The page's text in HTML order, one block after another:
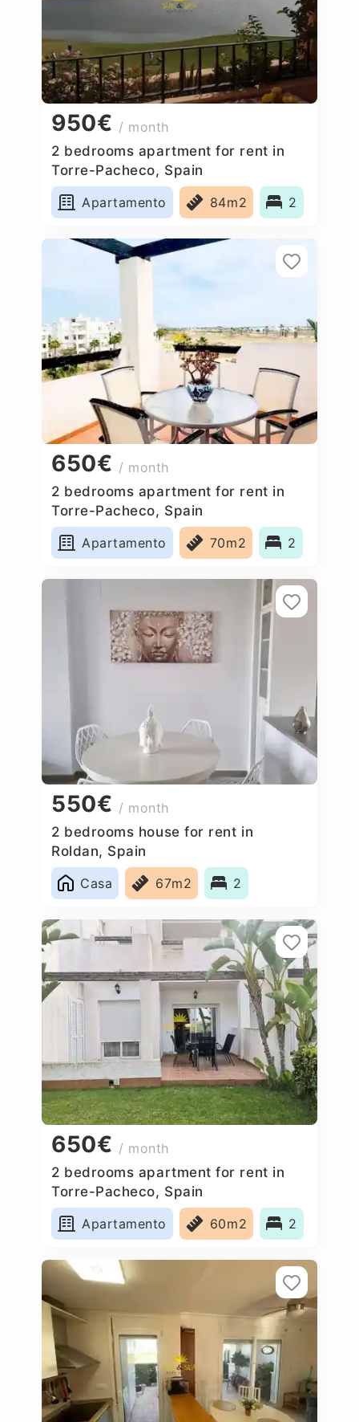
950€ / month
2 bedrooms apartment for rent in
Torre-Pacheco, Spain
Apartamento
84m2 2
650€ / month
2 bedrooms apartment for rent in
Torre-Pacheco, Spain
Apartamento
70m2 2
550€ / month
2 bedrooms house for rent in
Roldan, Spain
Casa
67m2 2
650€ / month
2 bedrooms apartment for rent in
Torre-Pacheco, Spain
Apartamento
60m2 2